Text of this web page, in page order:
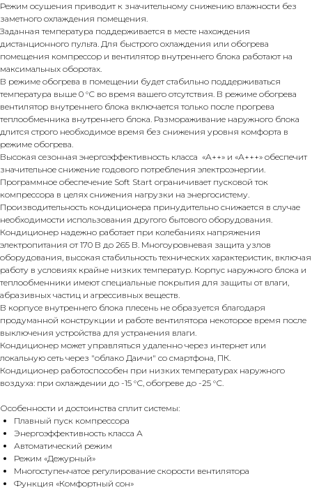
Режим осушения приводит к значительному снижению влажности без
заметного охлаждения помещения.
Заданная температура поддерживается в месте нахождения
дистанционного пульта. Для быстрого охлаждения или обогрева
помещения компрессор и вентилятор внутреннего блока работают на
максимальных оборотах.
В режиме обогрева в помещении будет стабильно поддерживаться
температура выше 0 °С во время вашего отсутствия. В режиме обогрева
вентилятор внутреннего блока включается только после прогрева
теплообменника внутреннего блока. Размораживание наружного блока
длится строго необходимое время без снижения уровня комфорта в
режиме обогрева.
Высокая сезонная энергоэффективность класса «А++» и «А+++» обеспечит
значительное снижение годового потребления электроэнергии.
Программное обеспечение Soft Start ограничивает пусковой ток
компрессора в целях снижения нагрузки на энергосистему.
Производительность кондиционера принудительно снижается в случае
необходимости использования другого бытового оборудования.
Кондиционер надежно работает при колебаниях напряжения
электропитания от 170 В до 265 В. Многоуровневая защита узлов
оборудования, высокая стабильность технических характеристик, включая
работу в условиях крайне низких температур. Корпус наружного блока и
теплообменники имеют специальные покрытия для защиты от влаги,
абразивных частиц и агрессивных веществ.
В корпусе внутреннего блока плесень не образуется благодаря
продуманной конструкции и работе вентилятора некоторое время после
выключения устройства для устранения влаги.
Кондиционер может управляться удаленно через интернет или
локальную сеть через "облако Даичи" со смартфона, ПК.
Кондиционер работоспособен при низких температурах наружного
воздуха: при охлаждении до -15 °С, обогреве до -25 °С.
Особенности и достоинства сплит системы:
Плавный пуск компрессора
Энергоэффективность класса А
Автоматический режим
Режим «Дежурный»
Многоступенчатое регулирование скорости вентилятора
Функция «Комфортный сон»